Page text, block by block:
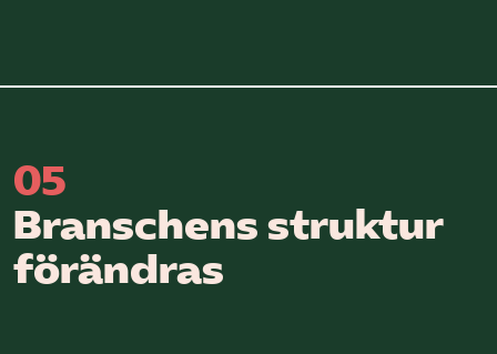
05
Branschens struktur
förändras